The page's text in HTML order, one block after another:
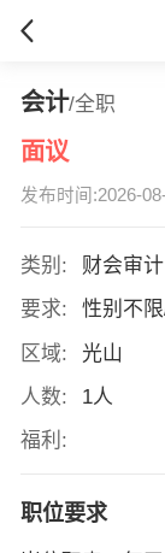
会计/全职
面议
发布时间:2026-
类别:
财会审计
要求:
性别不
区域:
光山
人数:
1人
福利:
职位要求